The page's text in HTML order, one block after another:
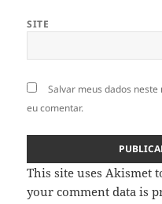
SITE
Salvar meus dados
eu comentar.
This site uses Akismet
your comment data is